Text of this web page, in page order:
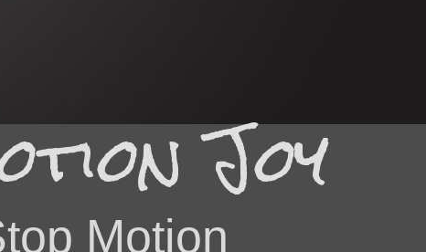
Joy
Motion